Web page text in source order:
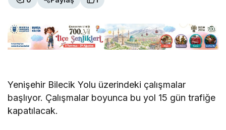
Yenişehir Bilecik Yolu üzerindeki çalışmalar
başlıyor. Çalışmalar boyunca bu yol 15 gün trafiğe
kapatılacak.